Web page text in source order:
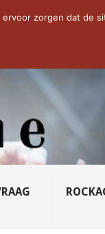
DE WEEK: SLEEPING...
zorgen dat de